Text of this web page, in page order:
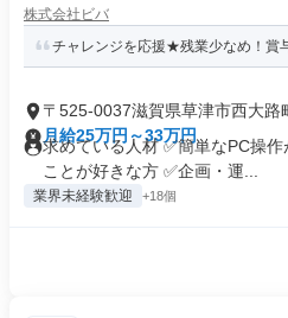
株式会社ビバ
チャレンジを応援★残業少なめ！賞
〒525-0037滋賀県草津市西大路
月給25万円～33万円
求めている人材 ✅簡単なPC操
ことが好きな方 ✅企画・運...
業界未経験歓迎 +18個